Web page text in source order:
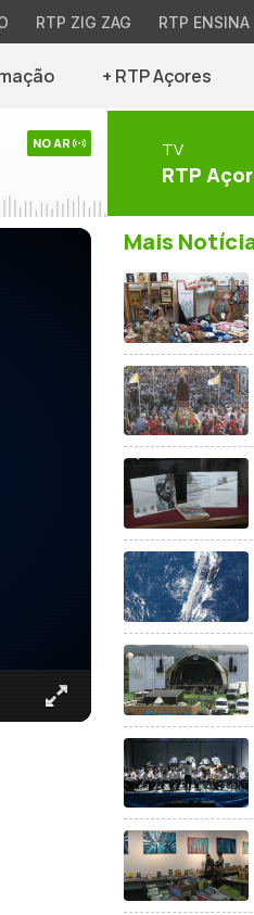
RTP ZIG ZAG RTP ENSINA
+ RTP Açores
NO AR TV
RTP
Mais